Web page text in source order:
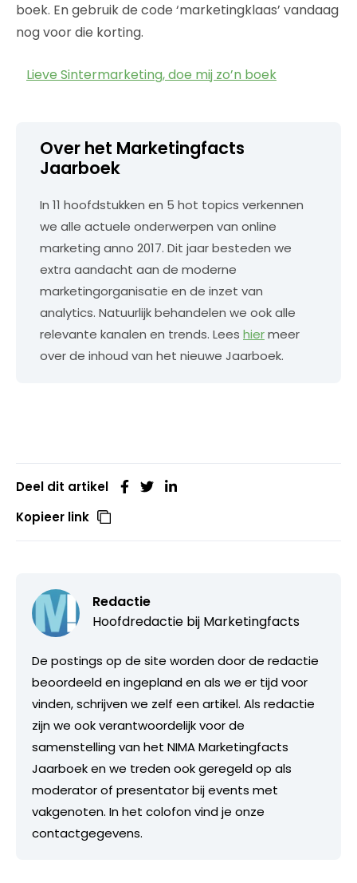
boek. En gebruik de code ‘marketingklaas’ vandaag
nog voor die korting.
Lieve Sintermarketing, doe mij zo’n boek
Over het Marketingfacts
Jaarboek
In 11 hoofdstukken en 5 hot topics verkennen
we alle actuele onderwerpen van online
marketing anno 2017. Dit jaar besteden we
extra aandacht aan de moderne
marketingorganisatie en de inzet van
analytics. Natuurlijk behandelen we ook alle
relevante kanalen en trends. Lees hiermeer
over de inhoud van het nieuwe Jaarboek.
Deel dit artikel
Kopieer link
Redactie
Hoofdredactie bij Marketingfacts
De postings op de site worden door de redactie
beoordeeld en ingepland en als we er tijd voor
vinden, schrijven we zelf een artikel. Als redactie
zijn we ook verantwoordelijk voor de
samenstelling van het NIMA Marketingfacts
Jaarboek en we treden ook geregeld op als
moderator of presentator bij events met
vakgenoten. In het colofon vind je onze
contactgegevens.